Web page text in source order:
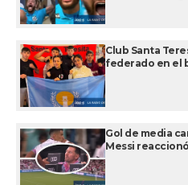
Club Santa
federado en el
Gol de media
Messi